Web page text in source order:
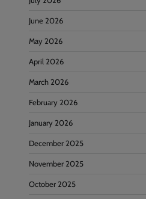
June 2026
May 2026
April 2026
March 2026
February 2026
January 2026
December 2025
November 2025
October 2025